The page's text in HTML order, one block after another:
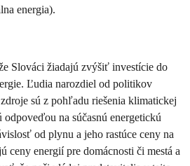
energia).
Slováci žiadajú zvýšiť investície do
Ľudia narozdiel od politikov
sú z pohľadu riešenia klimatickej
na súčasnú energetickú
od plynu a jeho rastúce ceny na
ceny energií pre domácnosti či mestá a